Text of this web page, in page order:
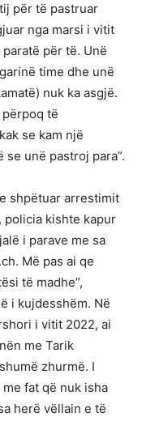
për të pastruar
nga marsi i vitit
për të. Unë
time dhe unë
nuk ka asgjë.
të
se kam një
unë pastroj para”.
shpëtuar arrestimit
policia kishte kapur
i parave me sa
Më pas ai qe
të madhe”,
i kujdesshëm. Në
i vitit 2022, ai
me Tarik
zhurmë. I
fat që nuk isha
herë vëllain e të